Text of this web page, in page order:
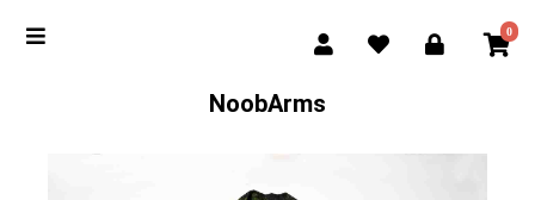
0
NoobArms